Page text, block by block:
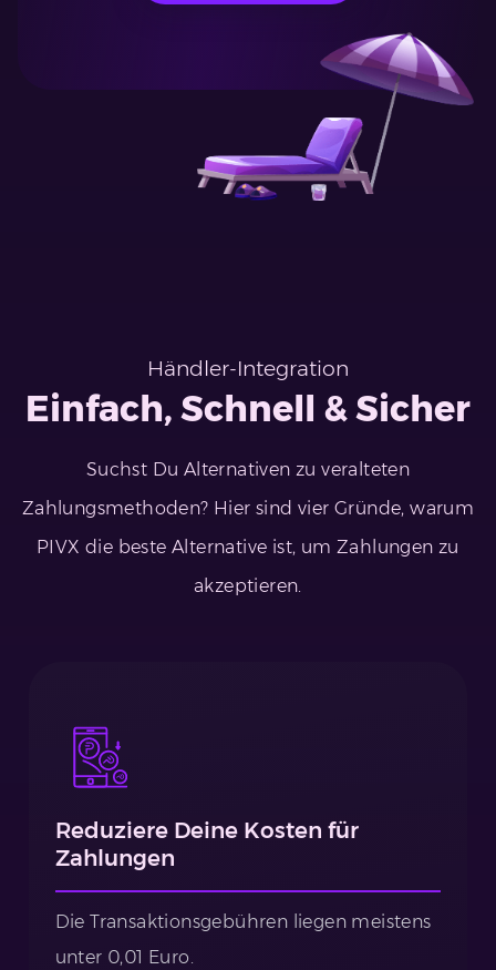
Händler-Integration
Einfach, Schnell & Sicher
Suchst Du Alternativen zu veralteten
Zahlungsmethoden? Hier sind vier Gründe, warum
PIVX die beste Alternative ist, um Zahlungen zu
akzeptieren.
Reduziere Deine Kosten für
Zahlungen
Die Transaktionsgebühren liegen meistens
unter 0,01 Euro.